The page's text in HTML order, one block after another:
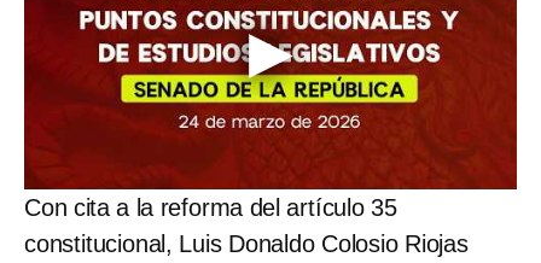
Con cita a la reforma del artículo 35
constitucional, Luis Donaldo Colosio Riojas